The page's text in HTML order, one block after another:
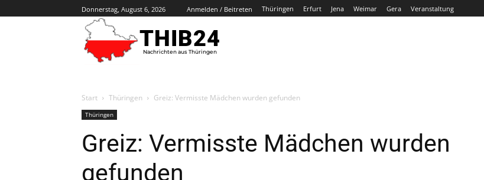
Donnerstag, August 6, 2026 Anmelden / Beitreten Thüringen Erfurt Jena Weimar Gera Veranstaltung
THIB24
Nachrichten aus Thüringen
Start Thüringen Greiz: Vermisste Mädchen wurden gefunden
Thüringen
Greiz: Vermisste Mädchen wurden
gefunden